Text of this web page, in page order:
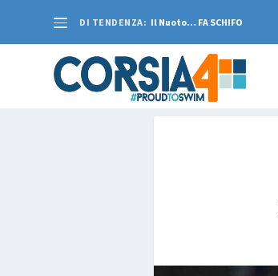
DI TENDENZA: Il Nuoto… FA SCHIFO